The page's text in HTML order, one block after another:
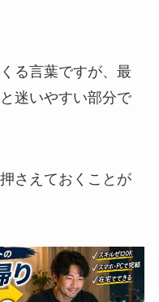
る言葉ですが、最
迷いやすい部分で
さえておくことが